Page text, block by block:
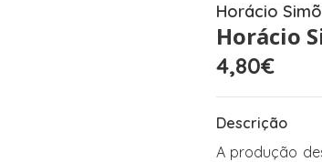
Horácio
Horácio
4,80€
Descrição
A produção